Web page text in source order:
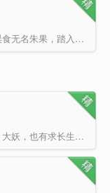
秦凤鸣，本是一名山村普通少年，误食无名朱果，踏入修真路，以炼器起家，凭借制符天赋，只身闯荡荆棘密布的…
在这个世界，有狐仙、河神、水怪、大妖，也有求长生的修行者。 修行者们， 开法眼，可看妖魔鬼怪…